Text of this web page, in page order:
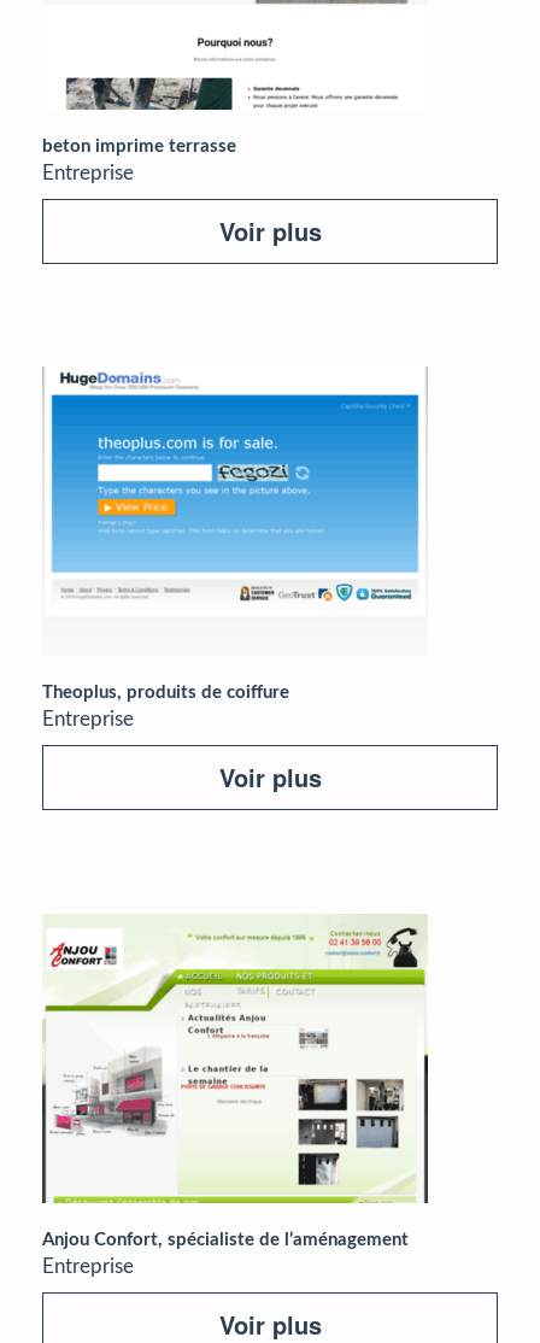
beton imprime terrasse
Entreprise
Voir plus
Theoplus, produits de coiffure
Entreprise
Voir plus
Anjou Confort, spécialiste de l’aménagement
Entreprise
Voir plus